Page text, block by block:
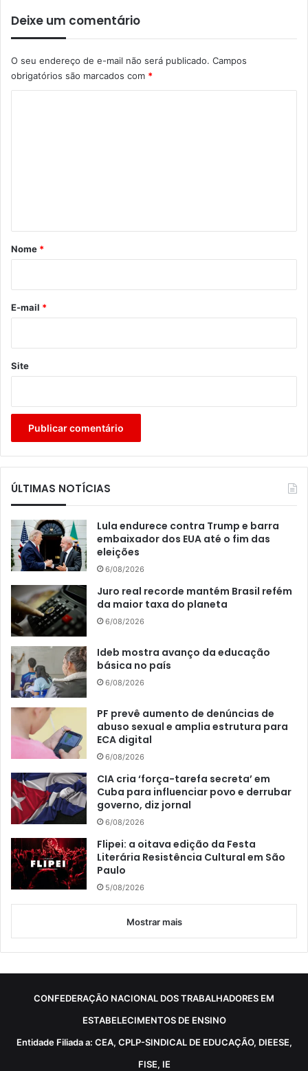
Deixe um comentário
O seu endereço de e-mail não será publicado. Campos
obrigatórios são marcados com *
r
*
Nome *
E-mail *
Site
ÚLTIMAS NOTÍCIAS
Lula endurece contra Trump e barra
embaixador dos EUA até o fim das
eleições
6/08/2026
Juro real recorde mantém Brasil refém
da maior taxa do planeta
6/08/2026
Ideb mostra avanço da educação
básica no país
6/08/2026
PF prevê aumento de denúncias de
abuso sexual e amplia estrutura para
ECA digital
6/08/2026
CIA cria ‘força-tarefa secreta’ em
Cuba para influenciar povo e derrubar
governo, diz jornal
6/08/2026
Flipei: a oitava edição da Festa
Literária Resistência Cultural em São
Paulo
5/08/2026
Mostrar mais
CONFEDERAÇÃO NACIONAL DOS TRABALHADORES EM
ESTABELECIMENTOS DE ENSINO
Entidade Filiada a: CEA, CPLP-SINDICAL DE EDUCAÇÃO, DIEESE,
FISE, IE